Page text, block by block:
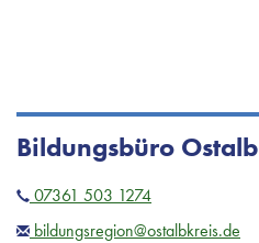
Bildungsbüro Ostalb
07361 503 1274
bildungsregion@ostalbkreis.de